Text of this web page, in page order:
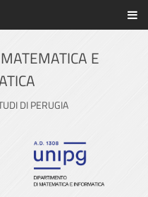
di Ateneo
E
DI PERUGIA